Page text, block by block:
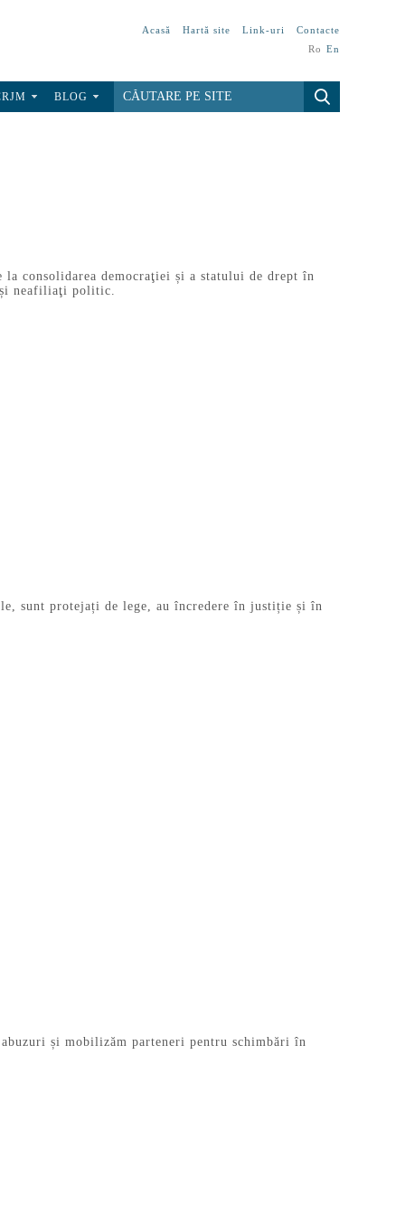
Acasă Hartă site Link-uri
Contacte
Ro En
BLOG
la consolidarea democraţiei și a statului de drept în
și neafiliaţi politic.
sunt protejați de lege, au încredere în justiție și în
și mobilizăm parteneri pentru schimbări în